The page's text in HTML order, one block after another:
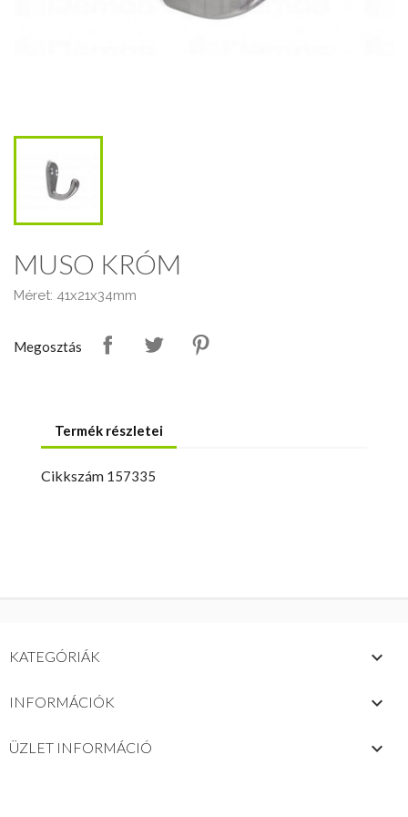
MUSO KRÓM
Méret: 41x21x34mm
Megosztás
Termék részletei
Cikkszám 157335
KATEGÓRIÁK 
INFORMÁCIÓK 
ÜZLET INFORMÁCIÓ keyboard_arrow_down